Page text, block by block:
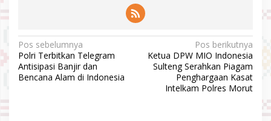
N
a
v
Pos sebelumnya
Polri Terbitkan Telegram
Antisipasi Banjir dan
Bencana Alam di Indonesia
Pos berikutnya
Ketua DPW MIO Indonesia
Sulteng Serahkan Piagam
Penghargaan Kasat
Intelkam Polres Morut